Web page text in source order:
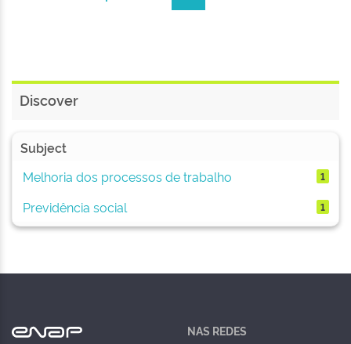
Discover
Subject
Melhoria dos processos de trabalho
1
Previdência social 1
NAS REDES